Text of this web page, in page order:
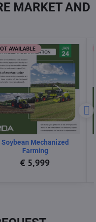
MARKET AND
AVAILABLE
Soybean Mechanized
Farming
€ 5,999